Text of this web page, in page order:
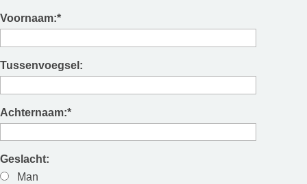
Voornaam:*
Tussenvoegsel:
Achternaam:*
Geslacht:
Man